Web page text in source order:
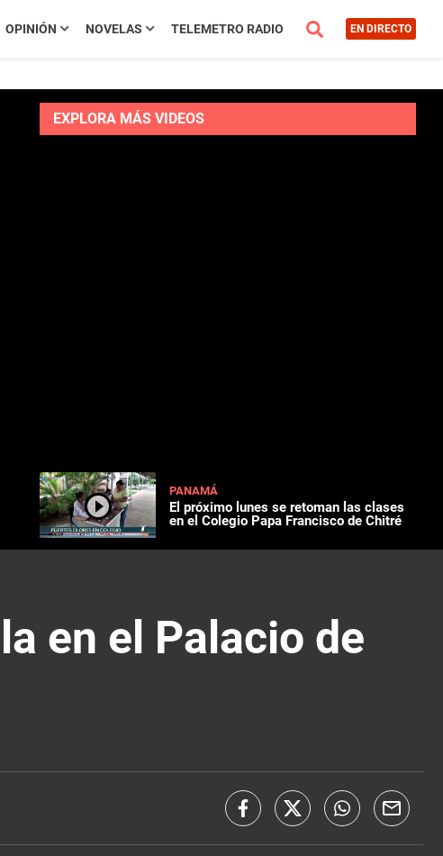
OPINIÓN NOVELAS TELEMETRO RADIO EN DIRECTO
EXPLORA MÁS VIDEOS
PANAMÁ
El próximo lunes se retoman las clases
en el Colegio Papa Francisco de Chitré
en el Palacio de